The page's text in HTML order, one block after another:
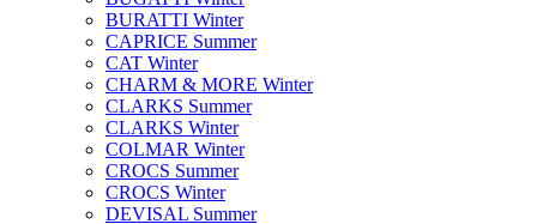
BURATTI Winter
CAPRICE Summer
CAT Winter
CHARM & MORE Winter
CLARKS Summer
CLARKS Winter
COLMAR Winter
CROCS Summer
CROCS Winter
DEVISAL Summer